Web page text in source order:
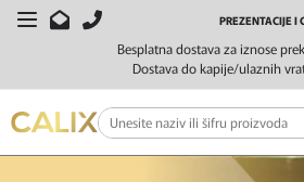
Besplatna dostava za iznose
Dostava do kapije/ulaznih
PREZENTACIJE I
FILTERI
SORTIRAJ